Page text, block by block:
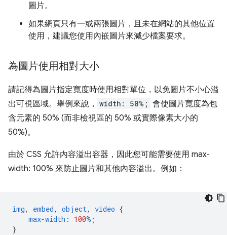
圖片。
如果網頁只有一或兩張圖片，且未在網站的其他位置
使用，建議您使用內嵌圖片來減少檔案要求。
為圖片使用相對大小
請記得為圖片指定寬度時使用相對單位，以免圖片不小心溢
出可視區域。舉例來說， width: 50%; 會使圖片寬度為包
含元素的 50% (而非檢視區的 50% 或實際像素大小的
50%)。
由於 CSS 允許內容溢出容器，因此您可能需要使用 max-
width: 100% 來防止圖片和其他內容溢出。例如：
img, embed, object, video {
max-width : 100% ;
}